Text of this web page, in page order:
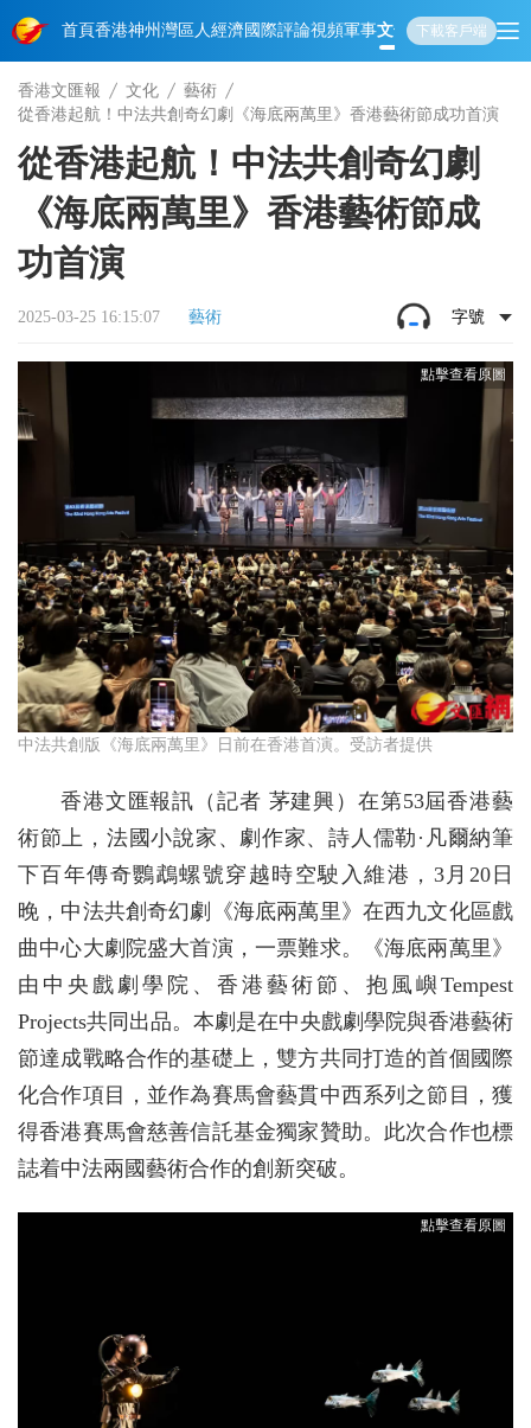
首頁香港神州 灣區人經濟國際評論視頻軍事文化 娛樂生活教育體
下載客戶端
香港文匯報 文化
藝術
從香港起航！中法共創奇幻劇《海底兩萬里》香港藝術節成功首演
從香港起航！中法共創奇幻劇
《海底兩萬里》香港藝術節成
功首演
2025-03-25 16:15:07 藝術 字號
中法共創版《海底兩萬里》日前在香港首演。受訪者提供
香港文匯報訊（記者 茅建興）在第53屆香港藝
術節上，法國小說家、劇作家、詩人儒勒·凡爾納筆
下百年傳奇鸚鵡螺號穿越時空駛入維港，3月20日
晚，中法共創奇幻劇《海底兩萬里》在西九文化區戲
曲中心大劇院盛大首演，一票難求。《海底兩萬里》
由中央戲劇學院、香港藝術節、抱風嶼Tempest
Projects共同出品。本劇是在中央戲劇學院與香港藝術
節達成戰略合作的基礎上，雙方共同打造的首個國際
化合作項目，並作為賽馬會藝貫中西系列之節目，獲
得香港賽馬會慈善信託基金獨家贊助。此次合作也標
誌着中法兩國藝術合作的創新突破。